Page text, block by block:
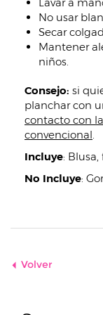
No usar
Secar
Mantener
niños.
Consejo: si
planchar con
contacto con
convencional.
Incluye: Blusa,
No Incluye:
Volver